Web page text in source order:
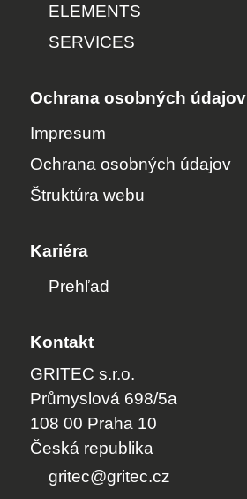
ELEMENTS
SERVICES
Ochrana osobných údajov
Impresum
Ochrana osobných údajov
Štruktúra webu
Kariéra
Prehľad
Kontakt
GRITEC s.r.o.
Průmyslová 698/5a
108 00 Praha 10
Česká republika
grt c grt c cz